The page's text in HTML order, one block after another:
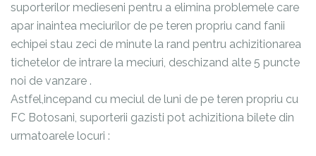
suporterilor medieseni pentru a elimina problemele care
apar inaintea meciurilor de pe teren propriu cand fanii
echipei stau zeci de minute la rand pentru achizitionarea
tichetelor de intrare la meciuri, deschizand alte 5 puncte
noi de vanzare .
Astfel,incepand cu meciul de luni de pe teren propriu cu
FC Botosani, suporterii gazisti pot achizitiona bilete din
urmatoarele locuri :